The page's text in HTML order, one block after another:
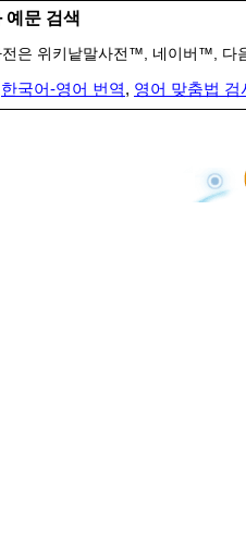
예문 검색
은 위키낱말사전™, 네이버™, 다
한국어-영어 번역, 영어 맞춤법 검